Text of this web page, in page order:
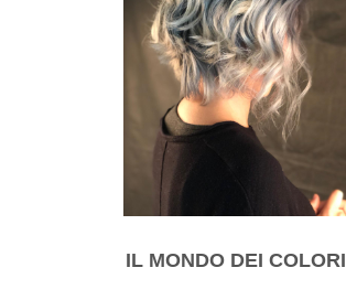
IL MONDO DEI COLORI